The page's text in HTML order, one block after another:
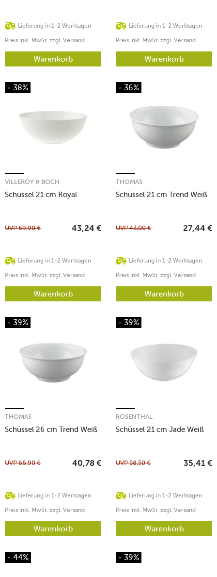
Lieferung in 1-2 Werktagen
Preis inkl. MwSt. zzgl. Versand
Warenkorb
Lieferung in 1-2 Werktagen
Preis inkl. MwSt. zzgl. Versand
Warenkorb
- 38%
Schüssel 21 cm Royal
VILLEROY & BOCH
Lieferung in 1-2 Werktagen
UVP69,90 € 43,24 €
Preis inkl. MwSt. zzgl. Versand
Warenkorb
- 36%
Schüssel 21 cm Trend Weiß
THOMAS
Lieferung in 1-2 Werktagen
UVP43,00 € 27,44 €
Preis inkl. MwSt. zzgl. Versand
Warenkorb
- 39%
Schüssel 26 cm Trend Weiß
THOMAS
Lieferung in 1-2 Werktagen
UVP66,90 € 40,78 €
Preis inkl. MwSt. zzgl. Versand
Warenkorb
- 39%
Schüssel 21 cm Jade Weiß
ROSENTHAL
Lieferung in 1-2 Werktagen
UVP58,50 € 35,41 €
Preis inkl. MwSt. zzgl. Versand
Warenkorb
- 44% - 39%